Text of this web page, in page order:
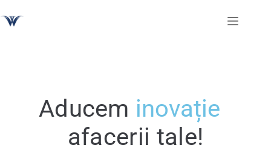
Aducem inovație
afacerii tale!